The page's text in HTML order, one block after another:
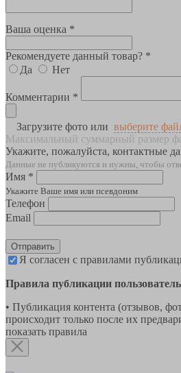
Ваша оценка *
Рекомендуете данный товар? *
Да
Нет
Комментарии *
Загрузите фото или выберите
Максимальный суммарный размер
Укажите, пожалуйста, контактные
Данные не публикуются и нужны, чтобы
Имя *
Укажите Ваше имя или псевдоним
Телефон
Email
Отправить
Я согласен с правилами
Правила публикации
• Публикация контента (отзывов,
происходит только после их
показать правила